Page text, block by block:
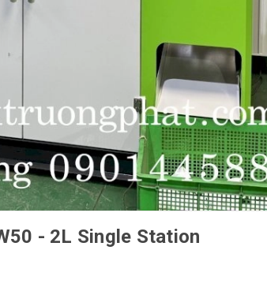
- 2L Single Station